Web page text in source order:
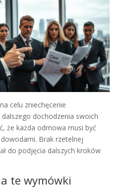
celu zniechęcenie
dochodzenia swoich
że każda odmowa musi być
Brak rzetelnej
do podjęcia dalszych kroków
te wymówki